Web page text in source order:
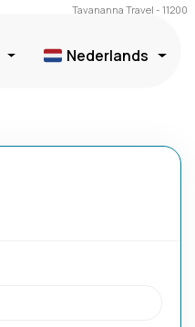
Tavananna Travel - 11200
Nederlands